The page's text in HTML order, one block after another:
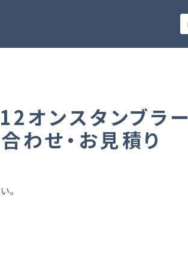
オンスタンブラー
せ・お見積り
。